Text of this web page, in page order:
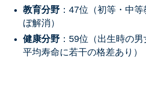
教育分野：47位（初等・中
ぼ解消）
健康分野：59位（出生時の男
平均寿命に若干の格差あり）